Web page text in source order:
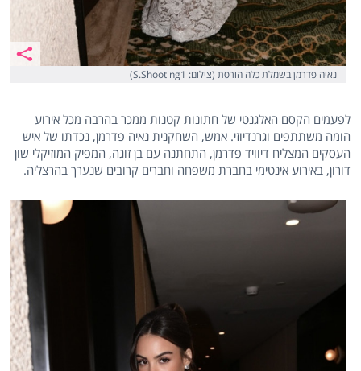
נאיה פדרמן בשמלת כלה הורסת (צילום: S.Shooting1)
לפעמים הקסם האלגנטי של חתונות קטנות ממכר בהרבה מכל אירוע
הומה משתתפים וגרנדיוזי. אמש, השחקנית נאיה פדרמן, נכדתו של איש
העסקים המצליח דיוויד פדרמן, התחתנה עם בן זוגה, המפיק המוזיקלי שון
דורון, באירוע אינטימי בחברת משפחה וחברים קרובים שנערך בהרצליה.